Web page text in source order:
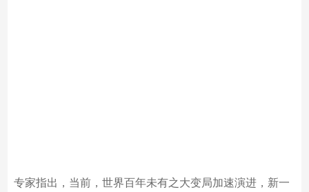
专家指出，当前，世界百年未有之大变局加速演进，新一